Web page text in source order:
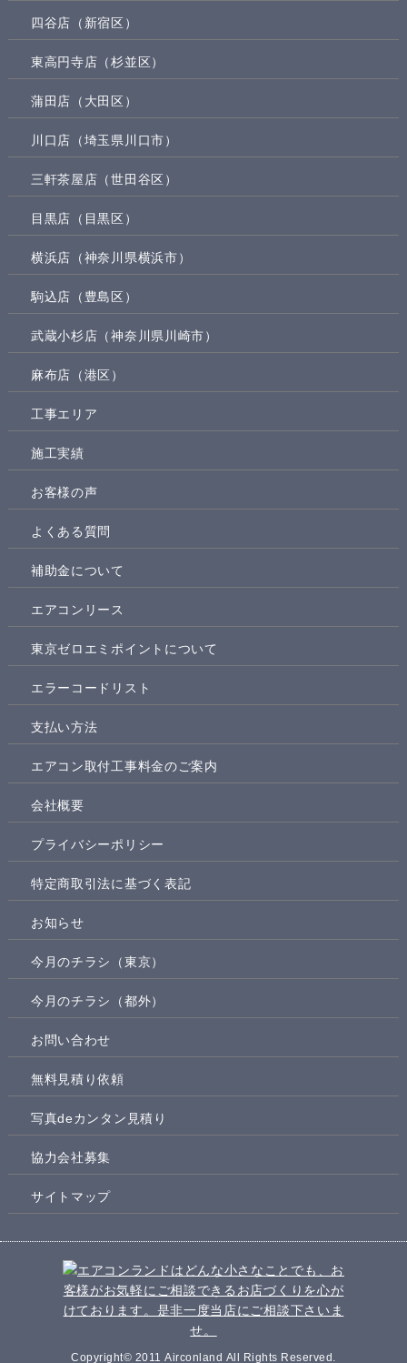
四谷店（新宿区）
東高円寺店（杉並区）
蒲田店（大田区）
川口店（埼玉県川口市）
三軒茶屋店（世田谷区）
目黒店（目黒区）
横浜店（神奈川県横浜市）
駒込店（豊島区）
武蔵小杉店（神奈川県川崎市）
麻布店（港区）
工事エリア
施工実績
お客様の声
よくある質問
補助金について
エアコンリース
東京ゼロエミポイントについて
エラーコードリスト
支払い方法
エアコン取付工事料金のご案内
会社概要
プライバシーポリシー
特定商取引法に基づく表記
お知らせ
今月のチラシ（東京）
今月のチラシ（都外）
お問い合わせ
無料見積り依頼
写真deカンタン見積り
協力会社募集
サイトマップ
Copyright© 2011 Airconland All Rights Reserved.